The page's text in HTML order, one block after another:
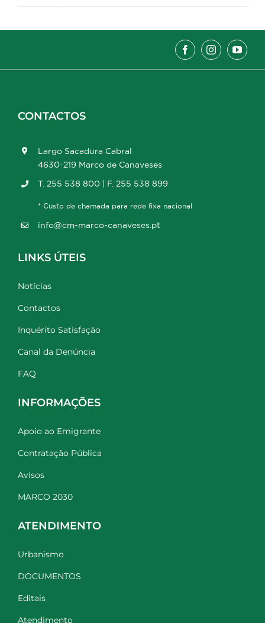
CONTACTOS
Largo Sacadura Cabral
4630-219 Marco de Canaveses
T. 255 538 800 | F. 255 538 899
* Custo de chamada para rede fixa nacional
info@cm-marco-canaveses.pt
LINKS ÚTEIS
Notícias
Contactos
Inquérito Satisfação
Canal da Denúncia
FAQ
INFORMAÇÕES
Apoio ao Emigrante
Contratação Pública
Avisos
MARCO 2030
ATENDIMENTO
Urbanismo
DOCUMENTOS
Editais
Atendimento